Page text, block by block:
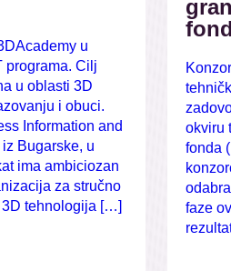
u
programa. Cilj
u oblasti 3D
i obuci.
Information and
Bugarske, u
ima ambiciozan
za stručno
tehnologija […]
okviru
fonda
faze